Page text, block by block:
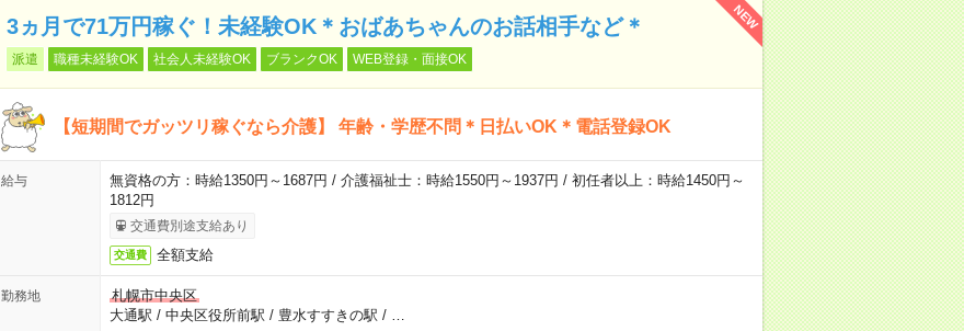
NEW
3ヵ月で71万円稼ぐ！未経験OK＊おばあちゃんのお話相手など＊
派遣 職種未経験OK 社会人未経験OK ブランクOK WEB登録・面接OK
【短期間でガッツリ稼ぐなら介護】 年齢・学歴不問＊日払いOK＊電話登録OK
給与
無資格の方：時給1350円～1687円 / 介護福祉士：時給1550円～1937円 / 初任者以上：時給1450円～
1812円
交通費別途支給あり
交通費 全額支給
勤務地
札幌市中央区
大通駅 / 中央区役所前駅 / 豊水すすきの駅 /